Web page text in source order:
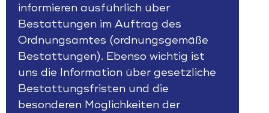
informieren ausführlich über
Bestattungen im Auftrag des
Ordnungsamtes (ordnungsgemäße
Bestattungen). Ebenso wichtig ist
uns die Information über gesetzliche
Bestattungsfristen und die
besonderen Möglichkeiten der